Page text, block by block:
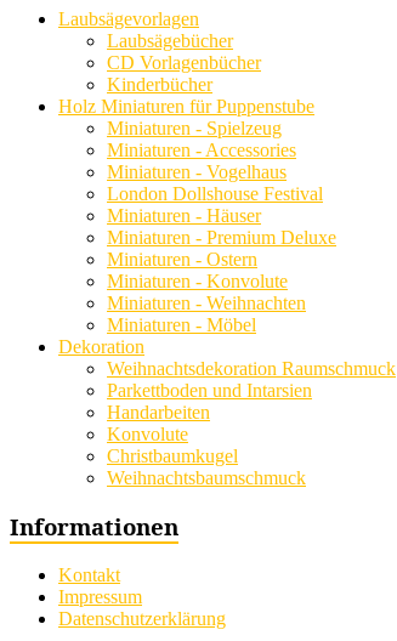
Laubsägevorlagen
Laubsägebücher
CD Vorlagenbücher
Kinderbücher
Holz Miniaturen für Puppenstube
Miniaturen - Spielzeug
Miniaturen - Accessories
Miniaturen - Vogelhaus
London Dollshouse Festival
Miniaturen - Häuser
Miniaturen - Premium Deluxe
Miniaturen - Ostern
Miniaturen - Konvolute
Miniaturen - Weihnachten
Miniaturen - Möbel
Dekoration
Weihnachtsdekoration Raumschmuck
Parkettboden und Intarsien
Handarbeiten
Konvolute
Christbaumkugel
Weihnachtsbaumschmuck
Informationen
Kontakt
Impressum
Datenschutzerklärung